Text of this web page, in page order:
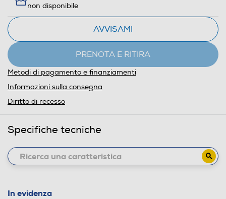
non disponibile
AVVISAMI
PRENOTA E RITIRA
Metodi di pagamento e finanziamenti
Informazioni sulla consegna
Diritto di recesso
Specifiche tecniche
In evidenza